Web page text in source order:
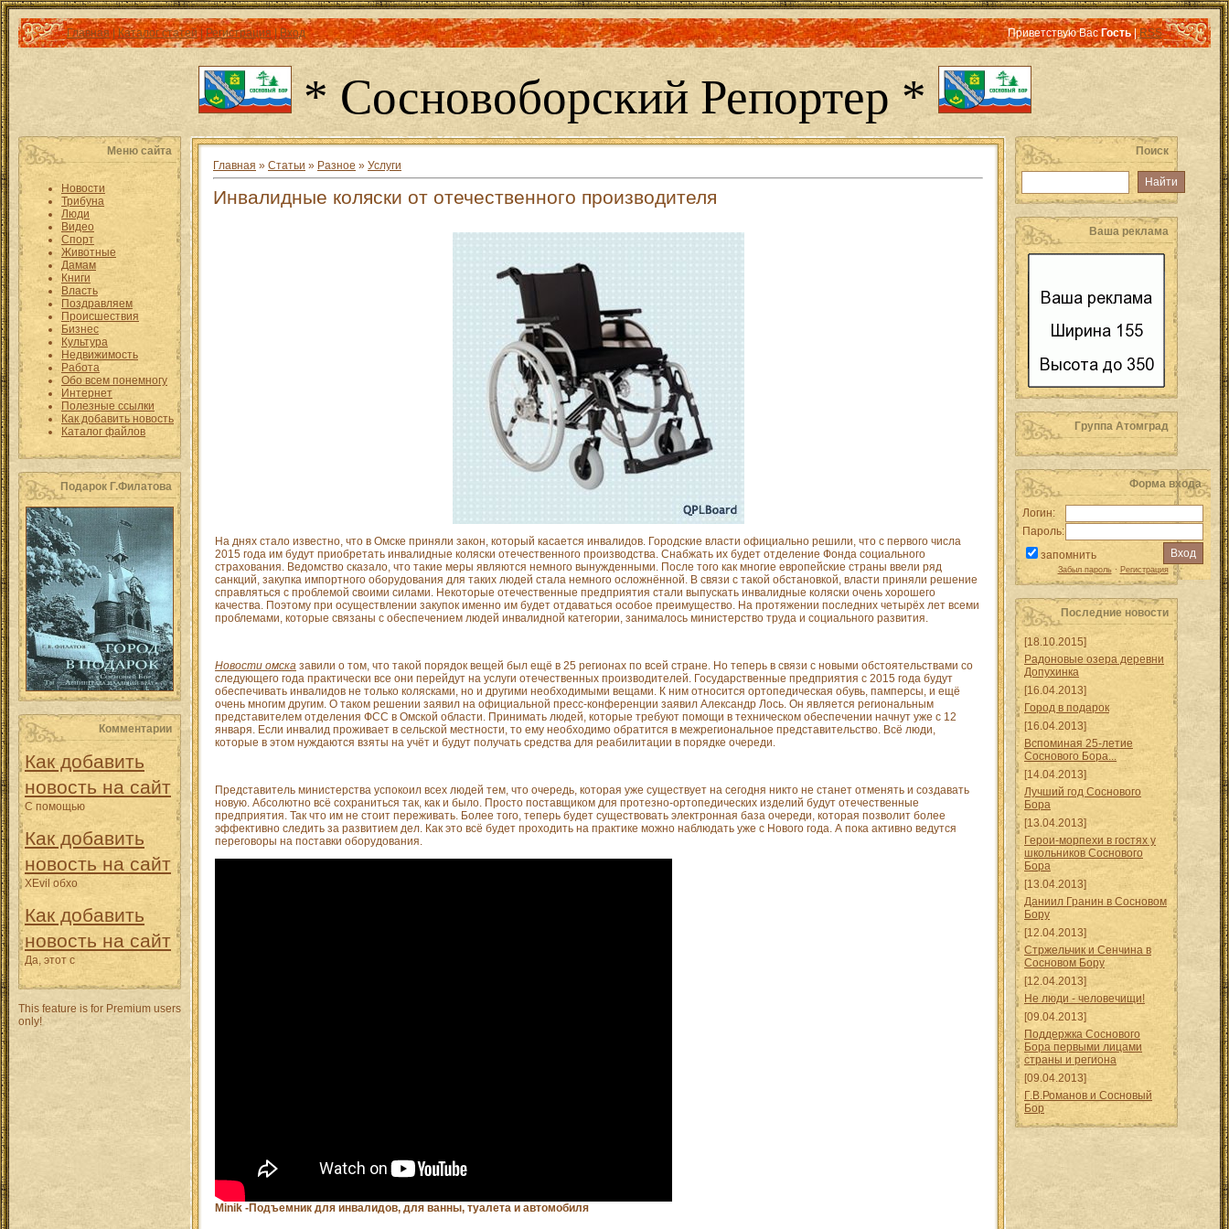
Главная|Каталог статей|Регистрация |Вход Приветствую Вас Гость|RSS
* Сосновоборский Репортер *
Меню сайта
Новости
Трибуна
Люди
Видео
Спорт
Животные
Дамам
Книги
Власть
Поздравляем
Происшествия
Бизнес
Культура
Недвижимость
Работа
Обо всем понемногу
Интернет
Полезные ссылки
Как добавить новость
Каталог файлов
Подарок Г.Филатова
Комментарии
Как добавить
новость на сайт
С помощью
Как добавить
новость на сайт
XEvil обхо
Как добавить
новость на сайт
Да, этот с
This feature is for Premium users
only!
Главная » Статьи » Разное » Услуги
Инвалидные коляски от отечественного производителя
На днях стало известно, что в Омске приняли закон, который касается инвалидов. Городские власти официально решили, что с первого числа
2015 года им будут приобретать инвалидные коляски отечественного производства. Снабжать их будет отделение Фонда социального
страхования. Ведомство сказало, что такие меры являются немного вынужденными. После того как многие европейские страны ввели ряд
санкций, закупка импортного оборудования для таких людей стала немного осложнённой. В связи с такой обстановкой, власти приняли решение
справляться с проблемой своими силами. Некоторые отечественные предприятия стали выпускать инвалидные коляски очень хорошего
качества. Поэтому при осуществлении закупок именно им будет отдаваться особое преимущество. На протяжении последних четырёх лет всеми
проблемами, которые связаны с обеспечением людей инвалидной категории, занималось министерство труда и социального развития.
Новости омска завили о том, что такой порядок вещей был ещё в 25 регионах по всей стране. Но теперь в связи с новыми обстоятельствами со
следующего года практически все они перейдут на услуги отечественных производителей. Государственные предприятия с 2015 года будут
обеспечивать инвалидов не только колясками, но и другими необходимыми вещами. К ним относится ортопедическая обувь, памперсы, и ещё
очень многим другим. О таком решении заявил на официальной пресс-конференции заявил Александр Лось. Он является региональным
представителем отделения ФСС в Омской области. Принимать людей, которые требуют помощи в техническом обеспечении начнут уже с 12
января. Если инвалид проживает в сельской местности, то ему необходимо обратится в межрегиональное представительство. Всё люди,
которые в этом нуждаются взяты на учёт и будут получать средства для реабилитации в порядке очереди.
Представитель министерства успокоил всех людей тем, что очередь, которая уже существует на сегодня никто не станет отменять и создавать
новую. Абсолютно всё сохраниться так, как и было. Просто поставщиком для протезно-ортопедических изделий будут отечественные
предприятия. Так что им не стоит переживать. Более того, теперь будет существовать электронная база очереди, которая позволит более
эффективно следить за развитием дел. Как это всё будет проходить на практике можно наблюдать уже с Нового года. А пока активно ведутся
переговоры на поставки оборудования.
Minik -Подъемник для инвалидов, для ванны, туалета и автомобиля
Поиск
Ваша реклама
Группа Атомград
Форма входа
Логин:
Пароль:
запомнить
Забыл пароль· Регистрация
Последние новости
[18.10.2015]
Радоновые озера деревни
Допухинка
[16.04.2013]
Город в подарок
[16.04.2013]
Вспоминая 25-летие
Соснового Бора...
[14.04.2013]
Лучший год Соснового
Бора
[13.04.2013]
Герои-морпехи в гостях у
школьников Соснового
Бора
[13.04.2013]
Даниил Гранин в Сосновом
Бору
[12.04.2013]
Стржельчик и Сенчина в
Сосновом Бору
[12.04.2013]
Не люди - человечищи!
[09.04.2013]
Поддержка Соснового
Бора первыми лицами
страны и региона
[09.04.2013]
Г.В.Романов и Сосновый
Бор